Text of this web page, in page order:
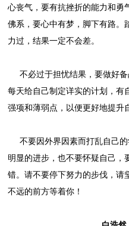
心丧气，要有抗挫折的能力和勇
佛系，要心中有梦，脚下有路。
力过，结果一定不会差。
不必过于担忧结果，要做好备
每天给自己制定详实的计划，有
强项和薄弱点，以便更好地提升
不要因外界因素而打乱自己的
明显的进步，也不要怀疑自己，
错。请不要停下努力的步伐，请
不远的前方等着你！